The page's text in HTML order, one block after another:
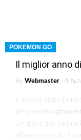
POKEMON GO
Il miglior anno
By Webmaster 4
Il 2020 è stato
19 che
Un gioco per
all’aperto e sulle